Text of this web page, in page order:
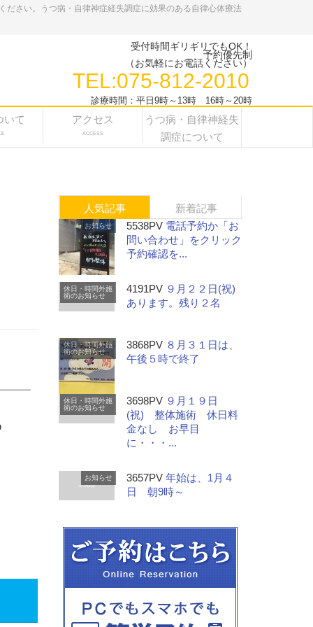
さい。うつ病・自律神症経失調症に効果のある自律心体療法
受付時間ギリギリでもOK！
予約優先制
（お気軽にお電話ください）
TEL:075-812-2010
診療時間：平日9時～13時 16時～20時
いて アクセス
ACCESS
うつ病・自律神経失
調症について
人気記事 新着記事
お知らせ 5538PV 電話予約か「お
問い合わせ」をクリック
予約確認を...
休日・時間外施
術のお知らせ
4191PV ９月２２日(祝)
あります。残り２名
休日・時間外施
術のお知らせ
3868PV ８月３１日は、
午後５時で終了
休日・時間外施
術のお知らせ
3698PV ９月１９日
(祝) 整体施術 休日料
金なし お早目
に・・・...
お知らせ 3657PV 年始は、1月４
日 朝9時～